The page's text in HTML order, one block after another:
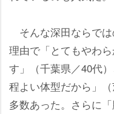
そんな深田ならでは
理由で「とてもやわ
す」（千葉県／40代
程よい体型だから」
多数あった。さらに